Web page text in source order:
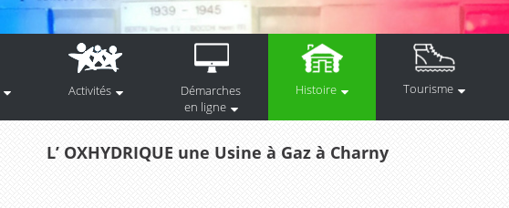
Activités
Démarches
en ligne
Histoire Tourisme
L’ OXHYDRIQUE une Usine à Gaz à Charny